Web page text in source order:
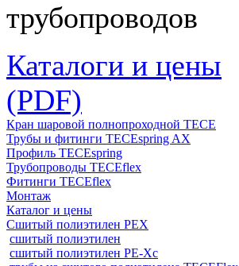
трубопроводов
Каталоги и цены
(PDF)
Кран шаровой полнопроходной ТЕСЕ
Трубы и фитинги TECEspring AX
Профиль TECEspring
Трубопроводы TECEflex
Фитинги TECEflex
Монтаж
Каталог и цены
Сшитый полиэтилен PEX
сшитый полиэтилен
сшитый полиэтилен PE-Xc